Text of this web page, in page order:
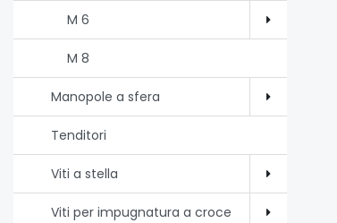
M 6
M 8
Manopole a sfera
Tenditori
Viti a stella
Viti per impugnatura a croce